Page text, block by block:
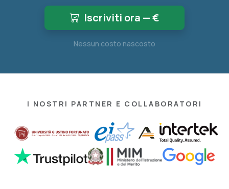
Iscriviti ora — €
Nessun costo nascosto
I NOSTRI PARTNER E COLLABORATORI